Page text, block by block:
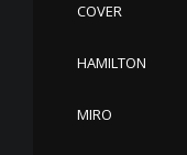
COVER
HAMILTON
MIRO